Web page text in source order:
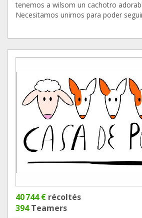
tenemos a wilsom un cachotro
Necesitamos unirnos para poder
40 744 € récoltés
394Teamers